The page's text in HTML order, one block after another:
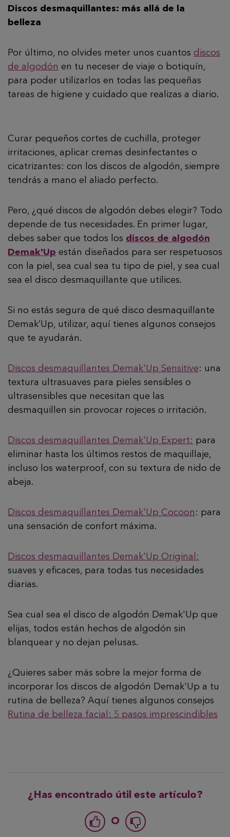
Discos desmaquillantes: más allá de la
belleza
Por último, no olvides meter unos cuantos discos
de algodón en tu neceser de viaje o botiquín,
para poder utilizarlos en todas las pequeñas
tareas de higiene y cuidado que realizas a diario.
Curar pequeños cortes de cuchilla, proteger
irritaciones, aplicar cremas desinfectantes o
cicatrizantes: con los discos de algodón, siempre
tendrás a mano el aliado perfecto.
Pero, ¿qué discos de algodón debes elegir? Todo
depende de tus necesidades. En primer lugar,
debes saber que todos los discos de algodón
Demak'Up están diseñados para ser respetuosos
con la piel, sea cual sea tu tipo de piel, y sea cual
sea el disco desmaquillante que utilices.
Si no estás segura de qué disco desmaquillante
Demak’Up, utilizar, aquí tienes algunos consejos
que te ayudarán.
Discos desmaquillantes Demak'Up Sensitive: una
textura ultrasuaves para pieles sensibles o
ultrasensibles que necesitan que las
desmaquillen sin provocar rojeces o irritación.
Discos desmaquillantes Demak'Up Expert: para
eliminar hasta los últimos restos de maquillaje,
incluso los waterproof, con su textura de nido de
abeja.
Discos desmaquillantes Demak'Up Cocoon : para
una sensación de confort máxima.
Discos desmaquillantes Demak'Up Original:
suaves y eficaces, para todas tus necesidades
diarias.
Sea cual sea el disco de algodón Demak'Up que
elijas, todos están hechos de algodón sin
blanquear y no dejan pelusas.
¿Quieres saber más sobre la mejor forma de
incorporar los discos de algodón Demak'Up a tu
rutina de belleza? Aquí tienes algunos consejos
Rutina de belleza facial: 5 pasos imprescindibles
¿Has encontrado útil este artículo?
O